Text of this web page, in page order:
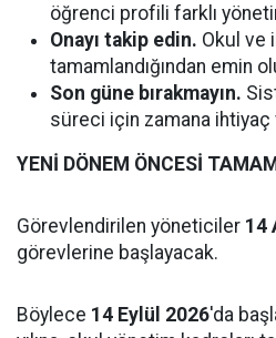
öğrenci profili farklı
Onayı takip edin. Okul ve
tamamlandığından emin
Son güne bırakmayın.
süreci için zamana ihtiyaç
YENİ DÖNEM ÖNCESİ
Görevlendirilen yöneticiler 14
görevlerine başlayacak.
Böylece 14 Eylül 2026'da